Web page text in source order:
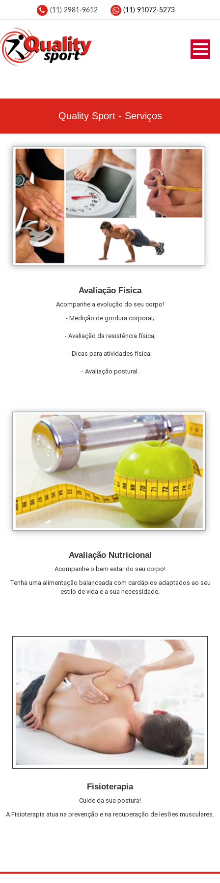
(11) 2981-9612 (11) 91072-5273
Quality Sport - Serviços
Avaliação Física
Acompanhe a evolução do seu corpo!
- Medição de gordura corporal;
- Avaliação da resistência física;
- Dicas para atividades física;
- Avaliação postural.
Avaliação Nutricional
Acompanhe o bem estar do seu corpo!
Tenha uma alimentação balanceada com cardápios adaptados ao seu
estilo de vida e a sua necessidade.
Fisioterapia
Cuide da sua postura!
A Fisioterapia atua na prevenção e na recuperação de lesões musculares.